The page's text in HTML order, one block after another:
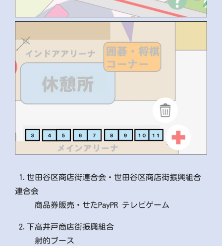
1.世田谷区商店街連合会・世田谷区商店街振興組合
連合会
商品券販売・せたPayPR テレビゲーム
2.下高井戸商店街振興組合
射的ブース